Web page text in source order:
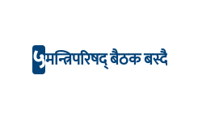
५मन्त्रिपरिषद् बैठक बस्दै